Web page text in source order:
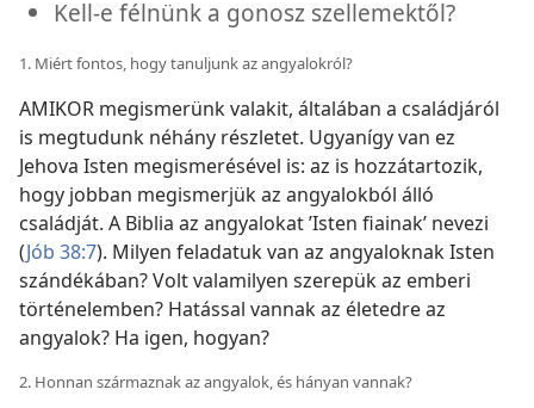
Kell-e félnünk a gonosz szellemektől?
1. Miért fontos, hogy tanuljunk az angyalokról?
AMIKOR megismerünk valakit, általában a családjáról
is megtudunk néhány részletet. Ugyanígy van ez
Jehova Isten megismerésével is: az is hozzátartozik,
hogy jobban megismerjük az angyalokból álló
családját. A Biblia az angyalokat ’Isten fiainak’ nevezi
(Jób 38:7). Milyen feladatuk van az angyaloknak Isten
szándékában? Volt valamilyen szerepük az emberi
történelemben? Hatással vannak az életedre az
angyalok? Ha igen, hogyan?
2. Honnan származnak az angyalok, és hányan vannak?